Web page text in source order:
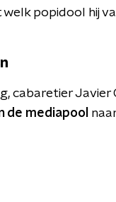
welk popidool hij
cabaretier Javier
de mediapool